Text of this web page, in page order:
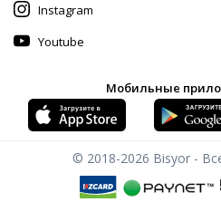
Instagram
Youtube
Мобильные
© 2018-2026 Bisyor -